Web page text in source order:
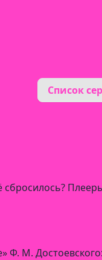
Список
сбросилось?
Ф. М.